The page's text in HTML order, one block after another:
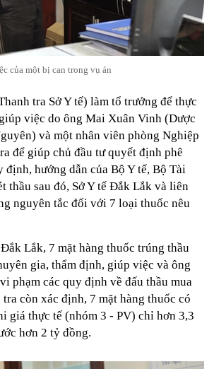
của một bị can trong vụ án
tra Sở Y tế) làm tổ trưởng để thực
việc do ông Mai Xuân Vinh (Dược
và một nhân viên phòng Nghiệp
để giúp chủ đầu tư quyết định phê
hướng dẫn của Bộ Y tế, Bộ Tài
thầu sau đó, Sở Y tế Đắk Lắk và liên
nguyên tắc đối với 7 loại thuốc nêu
Lắk, 7 mặt hàng thuốc trúng thầu
gia, thẩm định, giúp việc và ông
phạm các quy định về đấu thầu mua
còn xác định, 7 mặt hàng thuốc có
giá thực tế (nhóm 3 - PV) chỉ hơn 3,3
hơn 2 tỷ đồng.